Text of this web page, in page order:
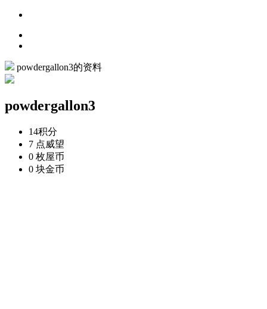
powdergallon3的资料
powdergallon3
14积分
7 点威望
0 枚屋币
0 块金币